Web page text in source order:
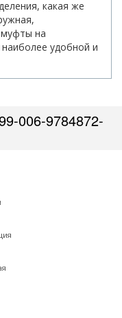
какая же
муфты на
удобной и
006-9784872-